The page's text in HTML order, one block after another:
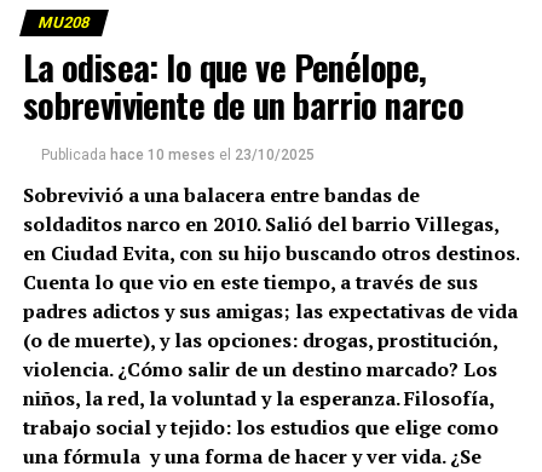
noche del 19 y la madrugada del 20 de septiembre, está
ubicada en el cruce de Río Samborombón y Chañar,
barrio de Villa Vatteone, en Florencio Varela, un
municipio del sur del conurbano bonaerense a 36
fueron vistas por última vez.
Es un barrio residencial, a ocho cuadras de la principal
avenida –Eva Perón–, con casitas bajas, muchos árboles,
mix de asfalto con calles de tierra, algunas familias
construyendo uno o dos pisos sobre sus hogares, y otras
que ofrecen sus oficios varios: venta suelta de artículos
de limpieza, peluquería canina, peluquería humana
($5.000 el corte a jubilados), asesoramiento jurídico, o
conejos a $6.000 (macho o hembra). A pocas cuadras hay
un club deportivo, un centro cultural y el Hospital Mi
MU208
La odisea: lo que ve Penélope,
sobreviviente de un barrio narco
Publicada hace 10 meses el 23/10/2025
Sobrevivió a una balacera entre bandas de
soldaditos narco en 2010. Salió del barrio Villegas,
en Ciudad Evita, con su hijo buscando otros destinos.
Cuenta lo que vio en este tiempo, a través de sus
padres adictos y sus amigas; las expectativas de vida
(o de muerte), y las opciones: drogas, prostitución,
violencia. ¿Cómo salir de un destino marcado? Los
niños, la red, la voluntad y la esperanza. Filosofía,
trabajo social y tejido: los estudios que elige como
una fórmula y una forma de hacer y ver vida. ¿Se